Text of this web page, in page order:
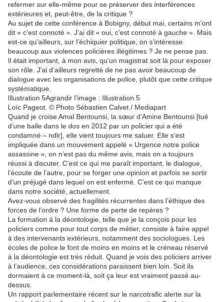
refermer sur elle-même pour se préserver des interférences
extérieures et, peut-être, de la critique ?
Au sujet de cette conférence à Bobigny, début mai, certains m’ont
dit « c’est connoté ». J’ai dit « oui, c’est connoté à gauche ». Mais
est-ce qu’ailleurs, sur l’échiquier politique, on s’intéresse
beaucoup aux violences policières illégitimes ? Je ne pense pas.
Il était important, à mon avis, qu’un magistrat soit là pour exposer
son rôle. J’ai d’ailleurs regretté de ne pas avoir beaucoup de
dialogue avec les organisations de police, plutôt que cette critique
systématique.
Illustration 5Agrandir l’image : Illustration 5
Loïc Pageot. © Photo Sébastien Calvet / Mediapart
Quand je croise Amal Bentounsi, la sœur d’Amine Bentounsi [tué
d’une balle dans le dos en 2012 par un policier qui a été
condamné – ndlr], elle vient toujours me saluer. Elle s’est
impliquée dans un mouvement appelé « Urgence notre police
assassine », on n’est pas du même avis, mais on a toujours
réussi à discuter. C’est ce qui me paraît important, le dialogue,
l’écoute de l’autre, pour se forger une opinion et parfois se sortir
d’un préjugé dans lequel on est enfermé. C’est ce qui manque
dans notre société, actuellement.
Avez-vous observé des fragilités récurrentes dans l’éthique des
forces de l’ordre ? Une forme de perte de repères ?
La formation à la déontologie, telle que je la conçois pour les
policiers comme pour tout corps de métier, consiste à faire appel
à des intervenants extérieurs, notamment des sociologues. Les
écoles de police le font de moins en moins et le créneau réservé
à la déontologie est très réduit. Quand je vois des policiers arriver
à l’audience, ces considérations paraissent bien loin. Soit ils
dormaient à ce moment-là, soit ça leur est vraiment passé au-
dessus.
Un rapport parlementaire récent sur le narcotrafic alerte sur la